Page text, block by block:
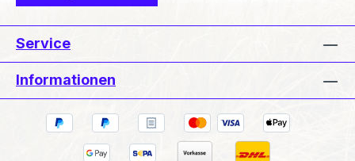
Service
Informationen